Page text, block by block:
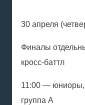
30 апреля
Финалы
кросс-баттл
11:00 — юниоры,
группа А